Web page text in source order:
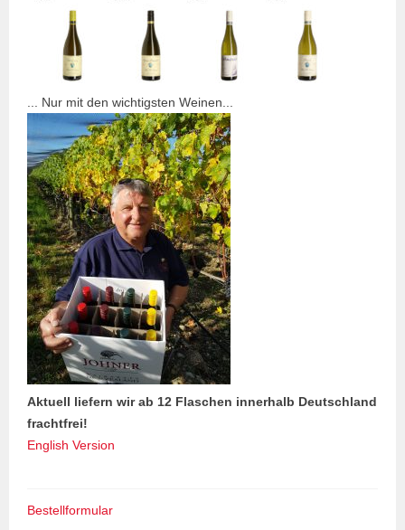
... Nur mit den wichtigsten Weinen...
Aktuell liefern wir ab 12 Flaschen innerhalb Deutschland
frachtfrei!
English Version
Bestellformular